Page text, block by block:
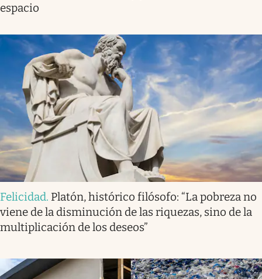
espacio
Felicidad. Platón, histórico filósofo: “La pobreza no
viene de la disminución de las riquezas, sino de la
multiplicación de los deseos”